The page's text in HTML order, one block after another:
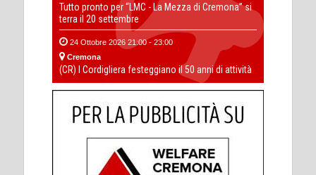
Tutto pronto per “LMC - La Mezza di Cremona” si
terra il 20 settembre
24 Ottobre 2026 21:00 - 23:00
Cremona
(CR) I Cordigliera festeggiano il 50 anni di attività